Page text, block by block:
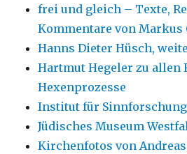
frei und gleich – Texte,
Kommentare von
Hanns Dieter Hüsch,
Hartmut Hegeler zu allen
Hexenprozesse
Institut für
Jüdisches Museum
Kirchenfotos von